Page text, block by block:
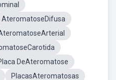
AteromatoseDifusa
DeAteromatose
PlacasAteromatosas